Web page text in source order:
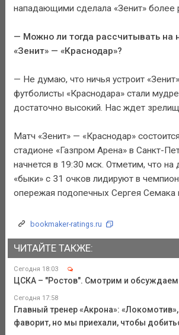
нападающими сделала «Зенит» более
— Можно ли тогда рассчитывать на
«Зенит» — «Краснодар»?
— Не думаю, что ничья устроит
футболисты «Краснодара» стали
достаточно высокий. Нас ждет
Матч «Зенит» — «Краснодар»
стадионе «Газпром Арена» в Санкт-
начнется в 19:30 мск. Отметим, что
«быки» с 31 очков лидируют в
опережая подопечных Сергея Семака
bookmaker-ratings.ru
ЧИТАЙТЕ ТАКЖЕ:
Сегодня 18:03
ЦСКА – "Ростов". Смотрим и обсуждаем
Сегодня 17:58
Главный тренер «Акрона»:
фаворит, но мы приехали, чтобы